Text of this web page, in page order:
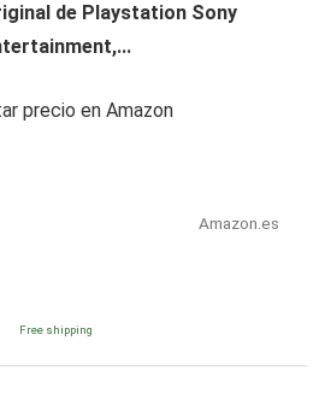
de Playstation Sony
precio en Amazon
Amazon.es
Free shipping